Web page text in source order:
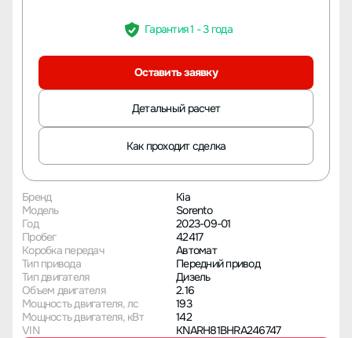
Гарантия 1 - 3 года
Оставить заявку
Детальный расчет
Как проходит сделка
Бренд
Kia
Модель
Sorento
Год
2023-09-01
Пробег
42417
Коробка передач
Автомат
Тип привода
Передний привод
Тип двигателя
Дизель
Объем двигателя
2.16
Мощность двигателя, лс
193
Мощность двигателя, кВт
142
VIN
KNARH81BHRA246747